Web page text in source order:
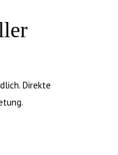
Direkte